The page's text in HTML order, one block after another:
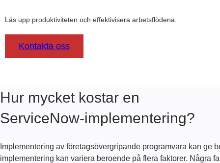
Lås upp produktiviteten och effektivisera arbetsflödena.
Kontakta oss
Hur mycket kostar en
ServiceNow-implementering?
Implementering av företagsövergripande programvara kan ge
implementering kan variera beroende på flera faktorer. Några